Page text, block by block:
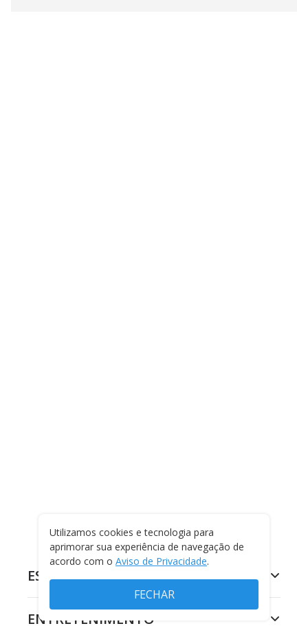
ESPORTES
ENTRETENIMENTO
Utilizamos cookies e tecnologia para
aprimorar sua experiência de navegação de
acordo com o Aviso de Privacidade.
FECHAR